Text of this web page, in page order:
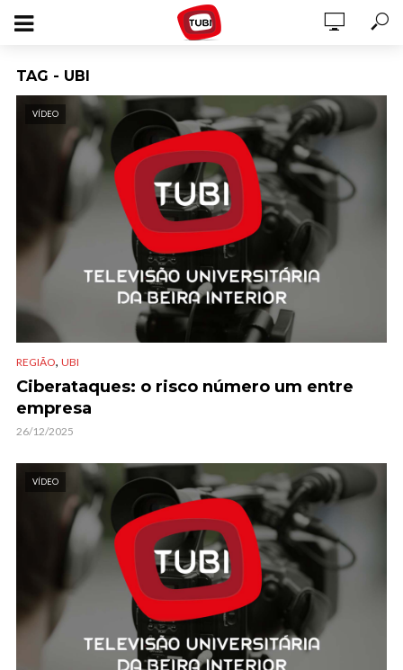
TAG - UBI
VÍDEO
REGIÃO, UBI
Ciberataques: o risco número um entre
empresa
26/12/2025
VÍDEO